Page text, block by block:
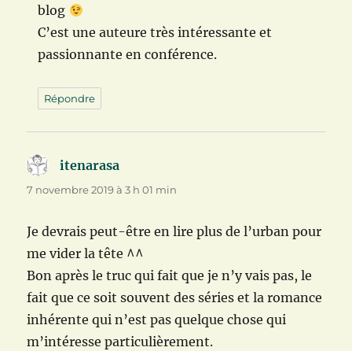
blog
C’est une auteure très intéressante et
passionnante en conférence.
Répondre
itenarasa
7 novembre 2019 à 3 h 01 min
Je devrais peut-être en lire plus de l’urban pour
me vider la tête ^^
Bon après le truc qui fait que je n’y vais pas, le
fait que ce soit souvent des séries et la romance
inhérente qui n’est pas quelque chose qui
m’intéresse particulièrement.